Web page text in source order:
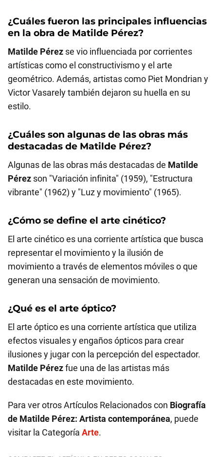
¿Cuáles fueron las principales influencias
en la obra de Matilde Pérez?
Matilde Pérez se vio influenciada por corrientes
artísticas como el constructivismo y el arte
geométrico. Además, artistas como Piet Mondrian y
Victor Vasarely también dejaron su huella en su
estilo.
¿Cuáles son algunas de las obras más
destacadas de Matilde Pérez?
Algunas de las obras más destacadas de Matilde
Pérez son "Variación infinita" (1959), "Estructura
vibrante" (1962) y "Luz y movimiento" (1965).
¿Cómo se define el arte cinético?
El arte cinético es una corriente artística que busca
representar el movimiento y la ilusión de
movimiento a través de elementos móviles o que
generan una sensación de movimiento.
¿Qué es el arte óptico?
El arte óptico es una corriente artística que utiliza
efectos visuales y engaños ópticos para crear
ilusiones y jugar con la percepción del espectador.
Matilde Pérezfue una de las artistas más
destacadas en este movimiento.
Para ver otros Artículos Relacionados con Biografía
de Matilde Pérez: Artista contemporánea, puede
visitar la Categoría Arte.